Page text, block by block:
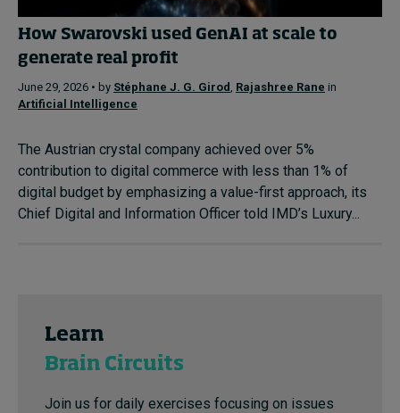
How Swarovski used GenAI at scale to
generate real profit
June 29, 2026 • by Stéphane J. G. Girod Rajashree Rane in
Artificial Intelligence
The Austrian crystal company achieved over 5%
contribution to digital commerce with less than 1% of
digital budget by emphasizing a value-first approach, its
Chief Digital and Information Officer told IMD’s Luxury...
Learn
Brain Circuits
Join us for daily exercises focusing on issues